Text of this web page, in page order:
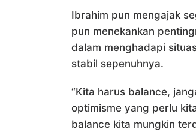
Ibrahim pun mengajak
pun menekankan
dalam menghadapi
stabil sepenuhnya.
“Kita harus balance,
optimisme yang perlu
balance kita mungkin